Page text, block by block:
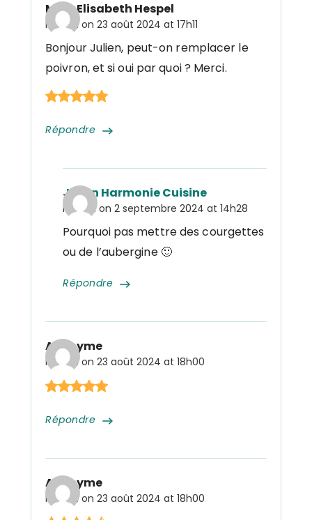
Mme Elisabeth Hespel
Posted on 23 août 2024 at 17h11
Répondre
Bonjour Julien, peut-on remplacer le
poivron, et si oui par quoi ? Merci.
Julien Harmonie Cuisine
Posted on 2 septembre 2024 at 14h28
Répondre
Pourquoi pas mettre des courgettes
ou de l’aubergine 🙂
Anonyme
Posted on 23 août 2024 at 18h00
Répondre
Anonyme
Posted on 23 août 2024 at 18h00